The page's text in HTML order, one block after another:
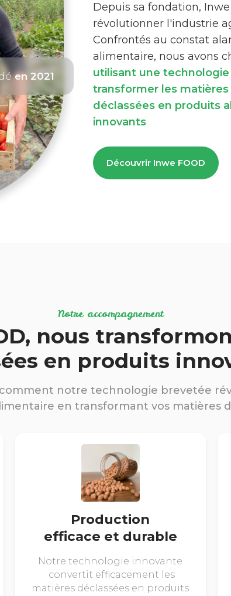
en 2021
Depuis sa fondation,
révolutionner l'industrie
Confrontés au constat
alimentaire, nous avons
utilisant une
transformer les
déclassées en produits
innovants
Découvrir Inwe FOOD
Notre accompagnement
nous
en produits
notre technologie brevetée
en transformant vos matières
Production
efficace et durable
Notre technologie innovante
convertit efficacement les
matières déclassées en produits